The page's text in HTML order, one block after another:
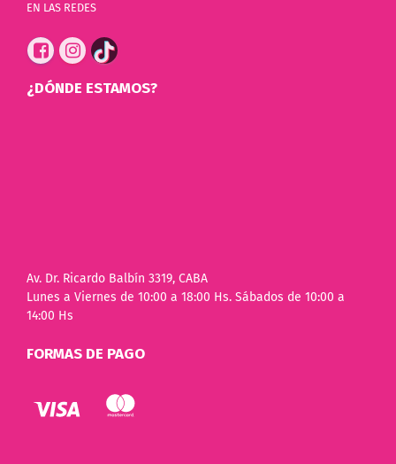
EN LAS REDES
¿DÓNDE ESTAMOS?
Av. Dr. Ricardo Balbín 3319, CABA
Lunes a Viernes de 10:00 a 18:00 Hs. Sábados de 10:00 a
14:00 Hs
FORMAS DE PAGO